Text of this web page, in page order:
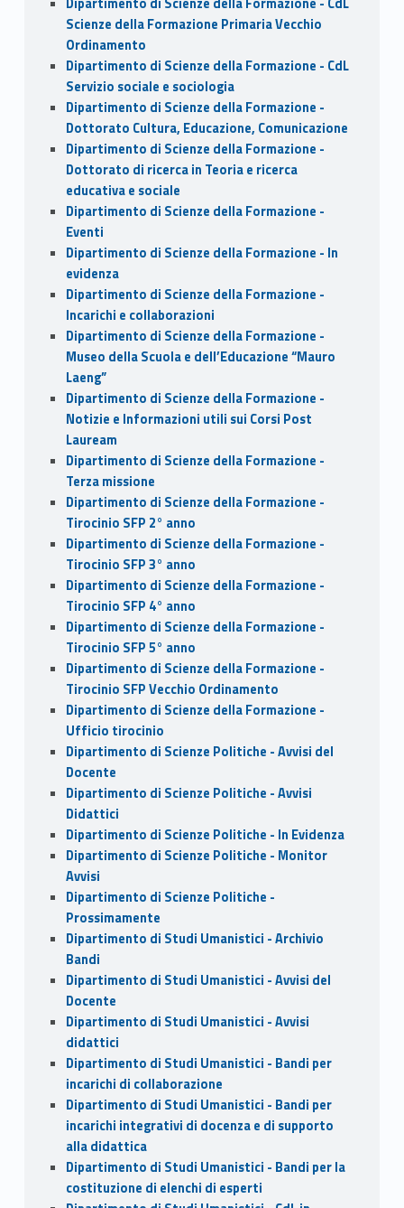
Scienze della Formazione Primaria Vecchio
Ordinamento
Dipartimento di Scienze della Formazione - CdL
Servizio sociale e sociologia
Dipartimento di Scienze della Formazione -
Dottorato Cultura, Educazione, Comunicazione
Dipartimento di Scienze della Formazione -
Dottorato di ricerca in Teoria e ricerca
educativa e sociale
Dipartimento di Scienze della Formazione -
Eventi
Dipartimento di Scienze della Formazione - In
evidenza
Dipartimento di Scienze della Formazione -
Incarichi e collaborazioni
Dipartimento di Scienze della Formazione -
Museo della Scuola e dell’Educazione “Mauro
Laeng”
Dipartimento di Scienze della Formazione -
Notizie e Informazioni utili sui Corsi Post
Lauream
Dipartimento di Scienze della Formazione -
Terza missione
Dipartimento di Scienze della Formazione -
Tirocinio SFP 2° anno
Dipartimento di Scienze della Formazione -
Tirocinio SFP 3° anno
Dipartimento di Scienze della Formazione -
Tirocinio SFP 4° anno
Dipartimento di Scienze della Formazione -
Tirocinio SFP 5° anno
Dipartimento di Scienze della Formazione -
Tirocinio SFP Vecchio Ordinamento
Dipartimento di Scienze della Formazione -
Ufficio tirocinio
Dipartimento di Scienze Politiche - Avvisi del
Docente
Dipartimento di Scienze Politiche - Avvisi
Didattici
Dipartimento di Scienze Politiche - In Evidenza
Dipartimento di Scienze Politiche - Monitor
Avvisi
Dipartimento di Scienze Politiche -
Prossimamente
Dipartimento di Studi Umanistici - Archivio
Bandi
Dipartimento di Studi Umanistici - Avvisi del
Docente
Dipartimento di Studi Umanistici - Avvisi
didattici
Dipartimento di Studi Umanistici - Bandi per
incarichi di collaborazione
Dipartimento di Studi Umanistici - Bandi per
incarichi integrativi di docenza e di supporto
alla didattica
Dipartimento di Studi Umanistici - Bandi per la
costituzione di elenchi di esperti